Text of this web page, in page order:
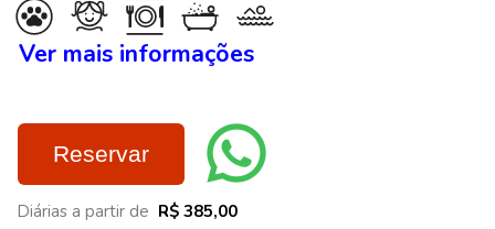
Ver mais informações
Reservar
Diárias a partir de R$ 385,00